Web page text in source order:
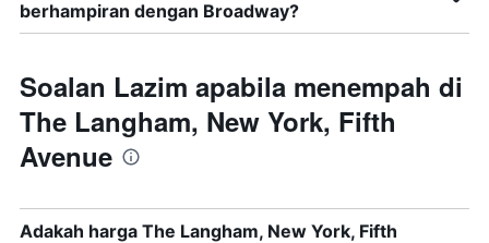
berhampiran dengan Broadway?
Soalan Lazim apabila menempah di
The Langham, New York, Fifth
Avenue
Adakah harga The Langham, New York, Fifth